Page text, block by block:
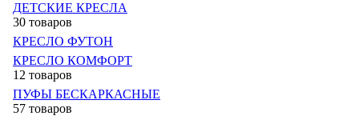
ДЕТСКИЕ КРЕСЛА
30 товаров
КРЕСЛО ФУТОН
КРЕСЛО КОМФОРТ
12 товаров
ПУФЫ БЕСКАРКАСНЫЕ
57 товаров